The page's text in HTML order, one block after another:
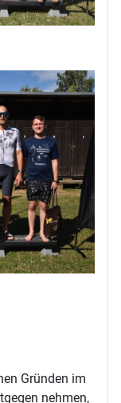
Gründen im
nehmen,